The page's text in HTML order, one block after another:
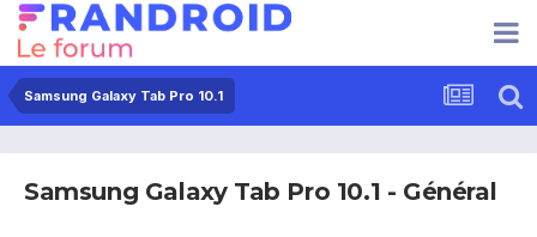
Samsung Galaxy Tab Pro 10.1
Samsung Galaxy Tab Pro 10.1 - Général